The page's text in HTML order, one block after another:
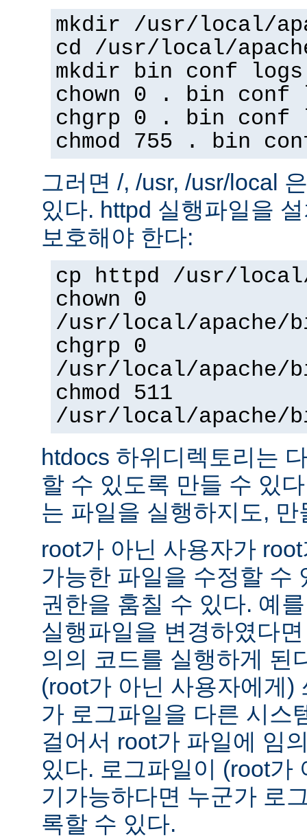
mkdir /usr/local/
cd /usr/local/
mkdir bin conf logs
chown 0 . bin conf
chgrp 0 . bin conf
chmod 755 . bin
그러면 /, /usr, /usr/local
있다. httpd 실행파일을
보호해야 한다:
cp httpd /usr/
chown 0
/usr/local/apache/
chgrp 0
/usr/local/apache/
chmod 511
/usr/local/apache/
htdocs 하위디렉토리는
할 수 있도록 만들 수 있
는 파일을 실행하지도,
root가 아닌 사용자가
가능한 파일을 수정할 수
권한을 훔칠 수 있다. 예
실행파일을 변경하였다
의의 코드를 실행하게 된
(root가 아닌 사용자에게)
가 로그파일을 다른 시스
걸어서 root가 파일에 임
있다. 로그파일이 (root가
기가능하다면 누군가 로
록할 수 있다.